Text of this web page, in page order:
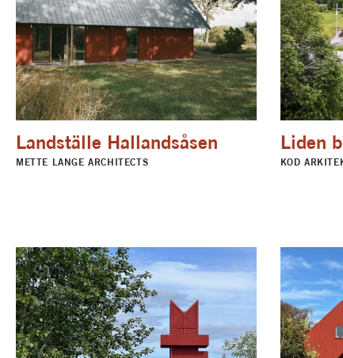
Landställe Hallandsåsen
METTE LANGE ARCHITECTS
Liden
KOD